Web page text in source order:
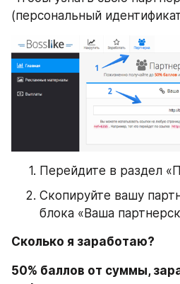
(персональный
Перейдите в раздел
Скопируйте вашу
блока «Ваша
Сколько я заработаю?
50% баллов от суммы,